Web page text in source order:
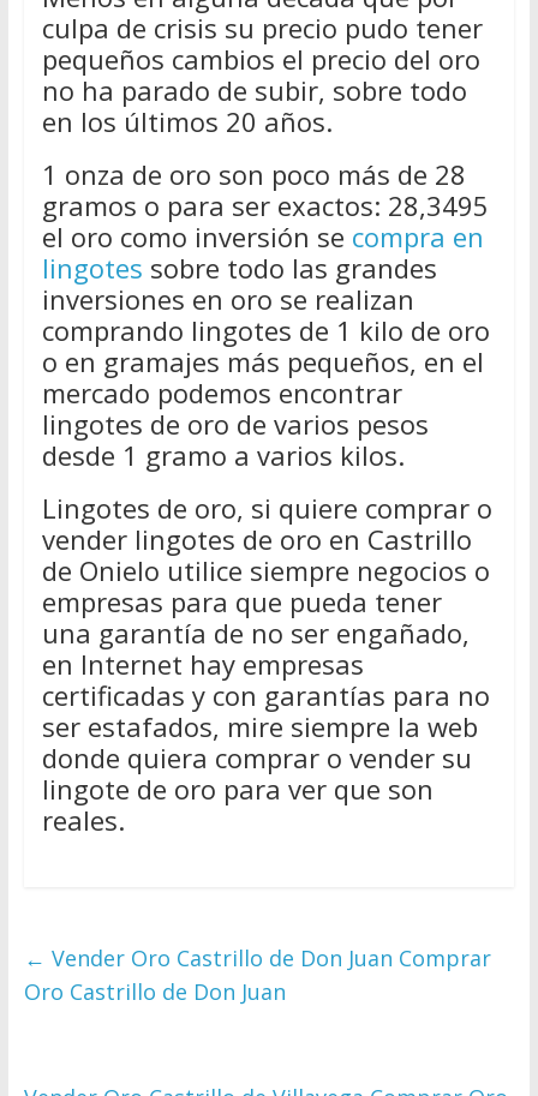
culpa de crisis su precio pudo tener
pequeños cambios el precio del oro
no ha parado de subir, sobre todo
en los últimos 20 años.
1 onza de oro son poco más de 28
gramos o para ser exactos: 28,3495
el oro como inversión se compra en
lingotes sobre todo las grandes
inversiones en oro se realizan
comprando lingotes de 1 kilo de oro
o en gramajes más pequeños, en el
mercado podemos encontrar
lingotes de oro de varios pesos
desde 1 gramo a varios kilos.
Lingotes de oro, si quiere comprar o
vender lingotes de oro en Castrillo
de Onielo utilice siempre negocios o
empresas para que pueda tener
una garantía de no ser engañado,
en Internet hay empresas
certificadas y con garantías para no
ser estafados, mire siempre la web
donde quiera comprar o vender su
lingote de oro para ver que son
reales.
← Vender Oro Castrillo de Don Juan Comprar
Oro Castrillo de Don Juan